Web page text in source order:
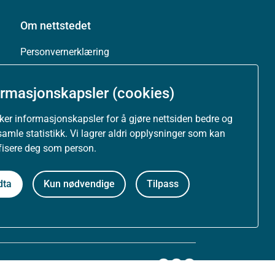
(cookies)
informasjonskapsler for å gjøre nettsiden bedre og
statistikk. Vi lagrer aldri opplysninger som kan
deg som person.
Kun nødvendige Tilpass
Om nettstedet
Personvernerklæring
Besøksstatistikk og informasjonskapsler
Nyhetsvarsel og abonnement
Åpne data (API)